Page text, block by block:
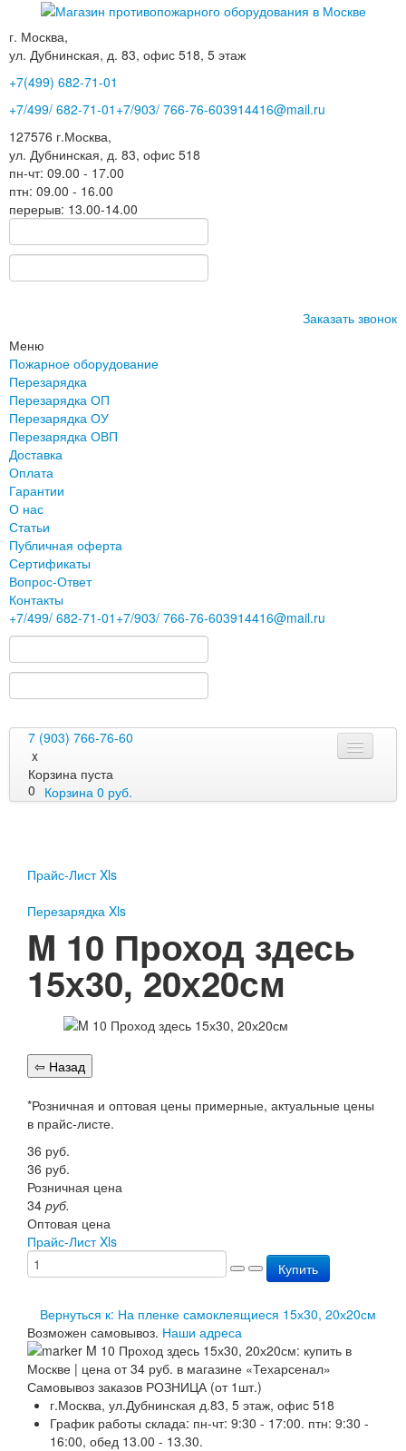
г. Москва,
ул. Дубнинская, д. 83, офис 518, 5 этаж
+7(499) 682-71-01
+7/499/ 682-71-01 +7/903/ 766-76-603914416@mail.ru
127576 г.Москва,
ул. Дубнинская, д. 83, офис 518
пн-чт: 09.00 - 17.00
птн: 09.00 - 16.00
перерыв: 13.00-14.00
Заказать звонок
Меню
Пожарное оборудование
Перезарядка
Перезарядка ОП
Перезарядка ОУ
Перезарядка ОВП
Доставка
Оплата
Гарантии
О нас
Статьи
Публичная оферта
Сертификаты
Вопрос-Ответ
Контакты
+7/499/ 682-71-01 +7/903/ 766-76-603914416@mail.ru
7 (903) 766-76-60
x
Корзина пуста
0 Корзина 0 руб.
Перезарядка ОП
Перезарядка ОВП
Доставка
Оплата
Гарантии
О нас
Статьи
Публичная оферта
Сертификаты
Контакты
Пожарное оборудование
Перезарядка
Перезарядка ОП
Перезарядка ОУ
Гарантии
О нас
Статьи
Публичная оферта
Сертификаты
Вопрос-Ответ
Контакты
Прайс-Лист Xls
Перезарядка Xls
M 10 Проход здесь
15х30, 20х20см
*Розничная и оптовая цены примерные, актуальные цены
в прайс-листе.
36 руб.
36 руб.
Розничная цена
34 руб.
Оптовая цена
Прайс-Лист Xls
Купить
Вернуться к: На пленке самоклеящиеся 15х30, 20х20см
Возможен самовывоз. Наши адреса
Самовывоз заказов РОЗНИЦА (от 1шт.)
г.Москва, ул.Дубнинская д.83, 5 этаж, офис 518
График работы склада: пн-чт: 9:30 - 17:00. птн: 9:30 -
16:00, обед 13.00 - 13.30.